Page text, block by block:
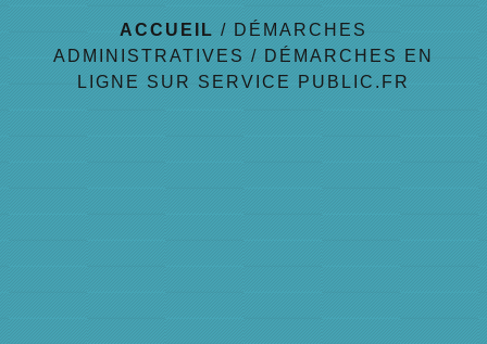
ACCUEIL / DÉMARCHES
ADMINISTRATIVES / DÉMARCHES EN
LIGNE SUR SERVICE PUBLIC.FR